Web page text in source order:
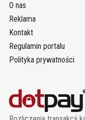
O nas
Reklama
Kontakt
Regulamin portalu
Polityka prywatności